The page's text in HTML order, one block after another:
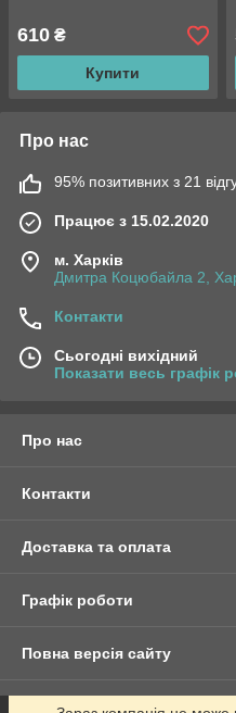
610 ₴
Купити
Про нас
95% позитивних з 21
Працює з 15.02.2020
м. Харків
Дмитра Коцюбайла 2,
Контакти
Сьогодні вихідний
Показати весь графік
Про нас
Контакти
Доставка та оплата
Графік роботи
Повна версія сайту
Сайт створено на